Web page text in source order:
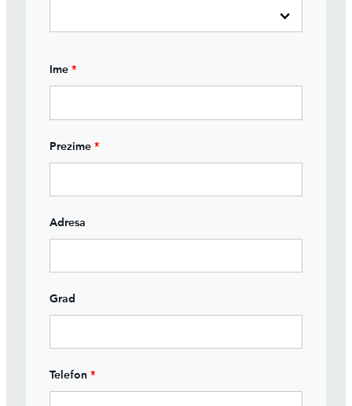
Ime *
Prezime *
Adresa
Grad
Telefon *